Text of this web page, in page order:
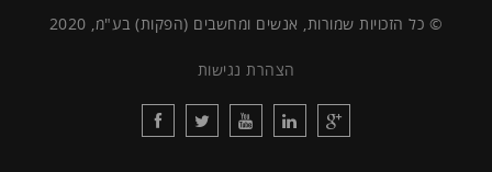
© כל הזכויות שמורות, אנשים ומחשבים (הפקות) בע"מ, 2020
הצהרת נגישות